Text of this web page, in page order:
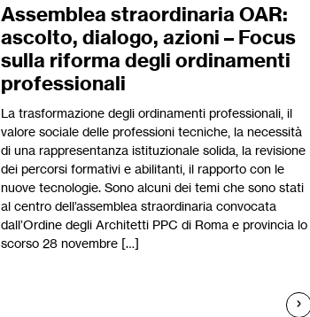
Assemblea straordinaria OAR:
ascolto, dialogo, azioni – Focus
sulla riforma degli ordinamenti
professionali
La trasformazione degli ordinamenti professionali, il
valore sociale delle professioni tecniche, la necessità
di una rappresentanza istituzionale solida, la revisione
dei percorsi formativi e abilitanti, il rapporto con le
nuove tecnologie. Sono alcuni dei temi che sono stati
al centro dell’assemblea straordinaria convocata
dall’Ordine degli Architetti PPC di Roma e provincia lo
scorso 28 novembre […]